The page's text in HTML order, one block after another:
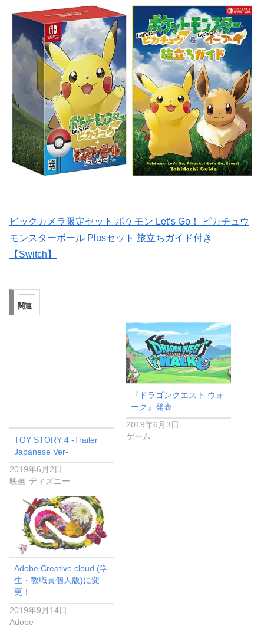
ビックカメラ限定セット ポケモン Let’s Go！ ピカチュウ
モンスターボール Plusセット 旅立ちガイド付き
【Switch】
関連
TOY STORY 4 -Trailer
Japanese Ver-
2019年6月2日
映画-ディズニー-
『ドラゴンクエスト ウォ
ーク』発表
2019年6月3日
ゲーム
Adobe Creative cloud (学
生・教職員個人版)に変
更！
2019年9月14日
Adobe